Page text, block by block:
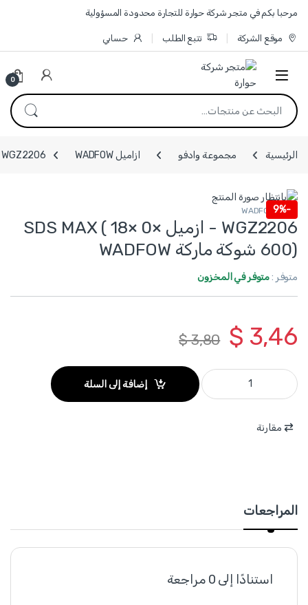
Skip to navigation
Skip to content
مرحبا بكم في متجر شركة حوارة للتجارة محدودة المسؤولية
موقع الشركة تتبع الطلب حسابي
0
البحث عن:
الرئيسية مجموعة وادفو ازاميل WADFOW WGZ2206 - ازميل SDS MAX ( 18× 0× 600) شوكة ماركة WADFOW
-
9%
ازاميل WADFOW
WGZ2206 - ازميل SDS MAX ( 18× 0×
600) شوكة ماركة WADFOW
متوفر :متوفر في المخزون
$ 3,46
$3,80
WGZ2206 - ازميل SDS MAX ( 18× 0× 600) شوكة ماركة WADFOW quantity
إضافة إلى السلة
مقارنة
المراجعات
استنادًا إلى 0 مراجعة